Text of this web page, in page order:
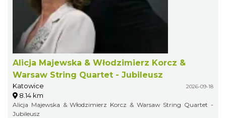
Alicja Majewska & Włodzimierz Korcz &
Warsaw String Quartet - Jubileusz
Katowice 2026-09-18
8.14 km
Alicja Majewska & Włodzimierz Korcz & Warsaw String Quartet -
Jubileusz